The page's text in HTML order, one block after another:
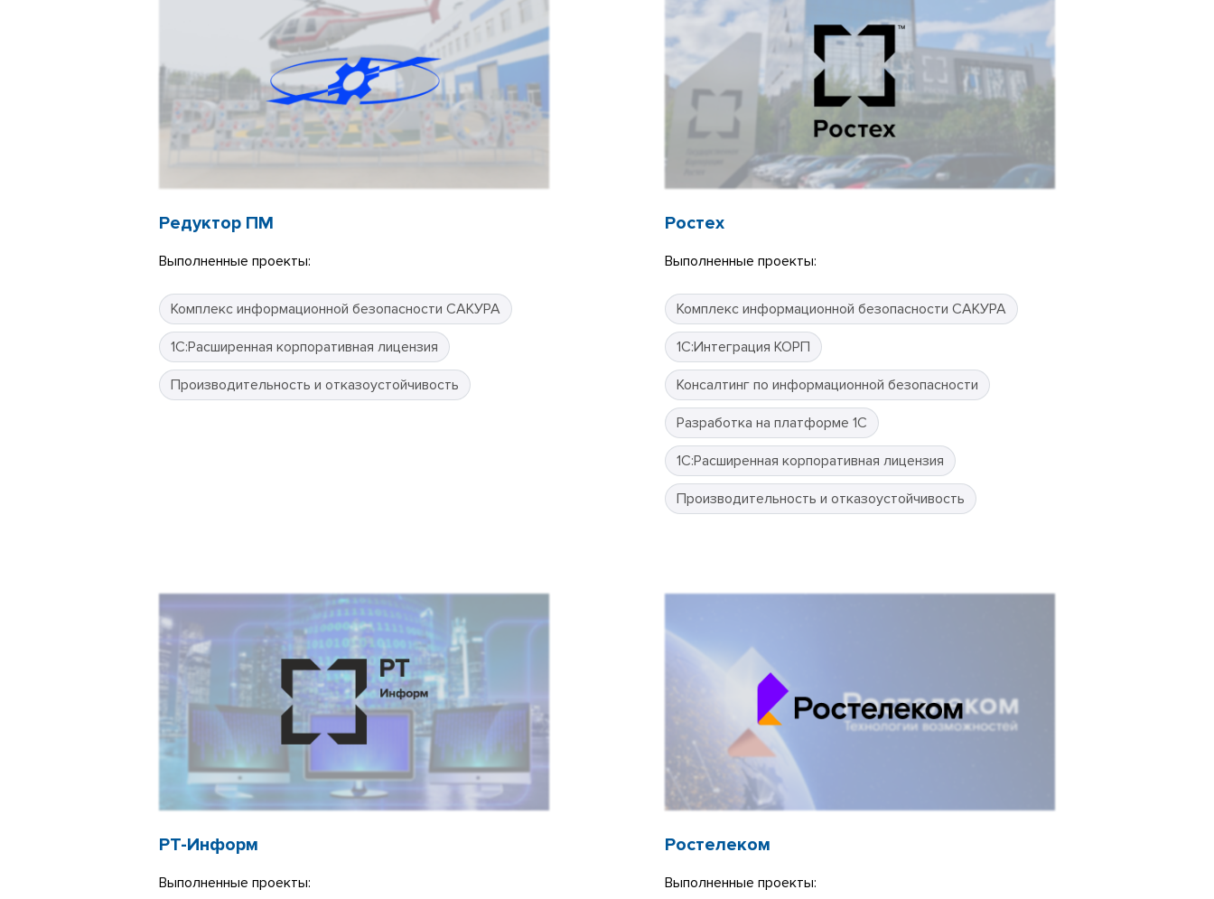
Редуктор ПМ
Выполненные проекты:
Комплекс информационной безопасности САКУРА
1С:Расширенная корпоративная лицензия
Производительность и отказоустойчивость
Ростех
Выполненные проекты:
Комплекс информационной безопасности САКУРА
1С:Интеграция КОРП
Консалтинг по информационной безопасности
Разработка на платформе 1С
1С:Расширенная корпоративная лицензия
Производительность и отказоустойчивость
РТ-Информ
Выполненные проекты:
Ростелеком
Выполненные проекты: